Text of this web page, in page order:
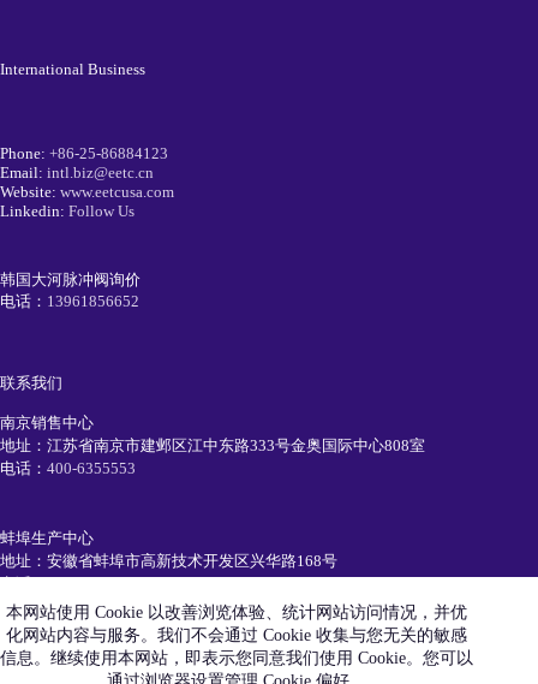
本网站使用 Cookie 以改善浏览体验、统计网站访问情况，并优
化网站内容与服务。我们不会通过 Cookie 收集与您无关的敏感
信息。继续使用本网站，即表示您同意我们使用 Cookie。您可以
International Business
Phone: +86-25-86884123
Email: intl.biz@eetc.cn
Website: www.eetcusa.com
Linkedin: Follow Us
韩国大河脉冲阀询价
电话： 13961856652
联系我们
南京销售中心
地址：江苏省南京市建邺区江中东路333号金奥国际中心808室
电话： 400-6355553
蚌埠生产中心
地址：安徽省蚌埠市高新技术开发区兴华路168号
简历投递
19105520550